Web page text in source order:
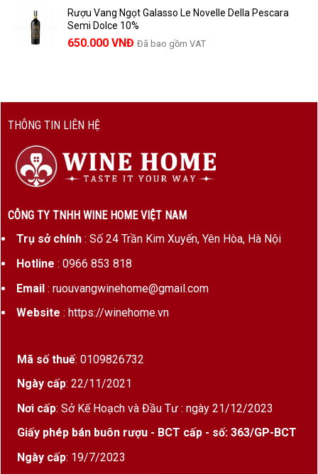
Rượu Vang Ngọt Galasso Le Novelle Della Pescara
Semi Dolce 10%
650.000 VNĐ Đã bao gồm VAT
THÔNG TIN LIÊN HỆ
CÔNG TY TNHH WINE HOME VIỆT NAM
Trụ sở chính: Số 24 Trần Kim Xuyến, Yên Hòa, Hà Nội
Hotline : 0966 853 818
Email: ruouvangwinehome@gmail.com
Website : https://winehome.vn
Mã số thuế: 0109826732
Ngày cấp: 22/11/2021
Nơi cấp: Sở Kế Hoạch và Đầu Tư : ngày 21/12/2023
Giấy phép bán buôn rượu - BCT cấp - số: 363/GP-BCT
Ngày cấp: 19/7/2023